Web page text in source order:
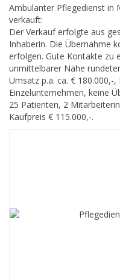
Ambulanter Pflegedienst in
verkauft:
Der Verkauf erfolgte aus
Inhaberin. Die Übernahme
erfolgen. Gute Kontakte zu
unmittelbarer Nähe
Umsatz p.a. ca. € 180.000,-,
Einzelunternehmen, keine
25 Patienten, 2
Kaufpreis € 115.000,-.